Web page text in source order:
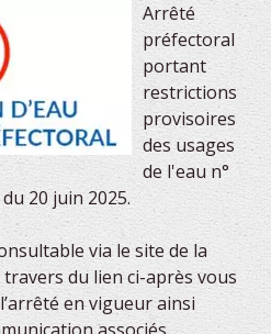
Arrêté
préfectoral
portant
restrictions
provisoires
des usages
de l'eau n°
20 juin 2025.
via le site de la
du lien ci-après vous
en vigueur ainsi